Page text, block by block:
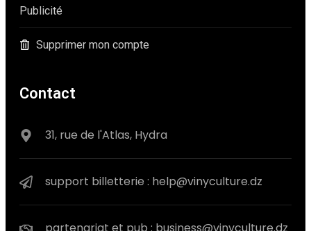
Publicité
Supprimer mon compte
Contact
31, rue de l'Atlas, Hydra
support billetterie : help@vinyculture.dz